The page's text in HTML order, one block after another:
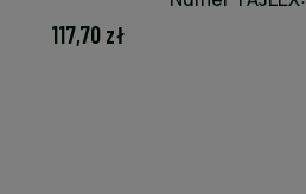
117,70 zł